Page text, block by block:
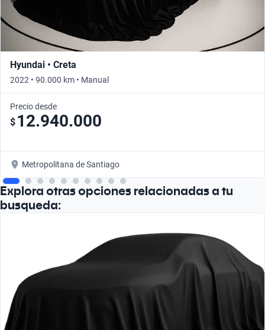
Hyundai • Creta
2022 • 90.000 km • Manual
Precio desde
$ 12.940.000
Metropolitana de Santiago
Explora otras opciones relacionadas a tu
busqueda: